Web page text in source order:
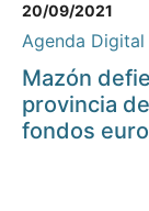
20/09/2021
Agenda
Mazón
provincia
fondos